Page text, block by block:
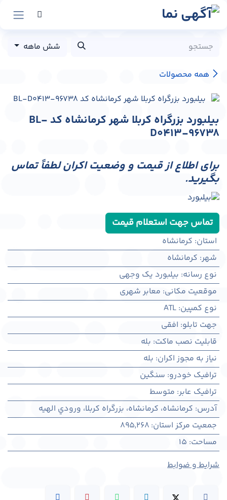
پرش به محتوا
همه محصولات
شش ماهه
بیلبورد بزرگراه کربلا شهر کرمانشاه کد BL-
D0413-96738
برای اطلاع از قیمت و وضعیت اکران لطفاً تماس
بگیرید.
تماس جهت استعلام قیمت
استان: کرمانشاه
شهر: كرمانشاه
نوع رسانه: بیلبورد یک وجهی
موقعیت مکانی: معابر شهری
نوع کمپین:
ATL
جهت تابلو: افقی
قابلیت نصب ماکت: بله
نیاز به مجوز اکران: بله
ترافیک خودرو: سنگین
ترافیک عابر: متوسط
آدرس: کرمانشاه، كرمانشاه، بزرگراه کربلا، ورودي الهیه
جمعیت مرکز استان:
895,268
مساحت:
15
شرایط و ضوابط